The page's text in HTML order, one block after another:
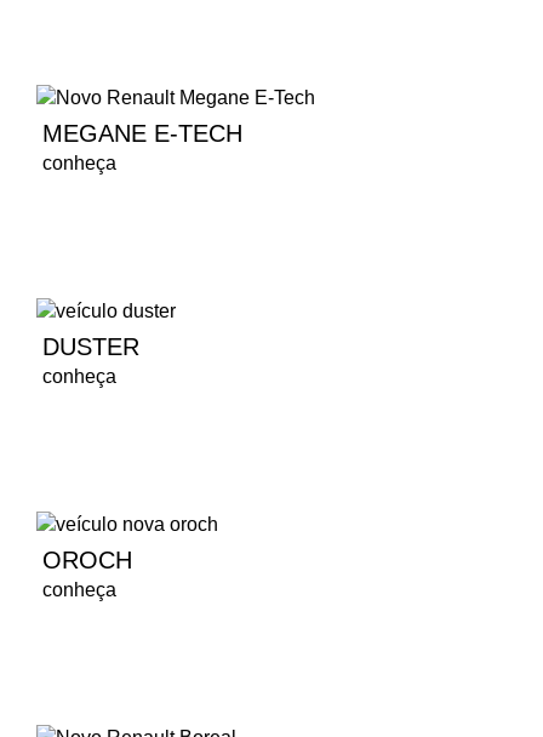
MEGANE E-TECH
conheça
DUSTER
conheça
OROCH
conheça